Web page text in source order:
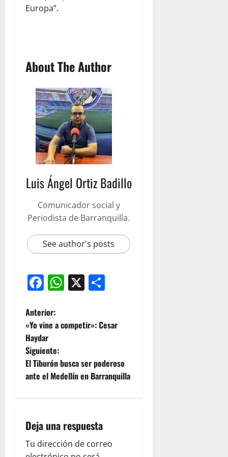
Europa”.
About The Author
Luis Ángel Ortiz Badillo
Comunicador social y
Periodista de Barranquilla.
See author's posts
Facebook
WhatsApp
X
Anterior:
«Yo vine a competir»: Cesar
Haydar
Siguiente:
El Tiburón busca ser poderoso
ante el Medellín en Barranquilla
Deja una respuesta
Tu dirección de correo